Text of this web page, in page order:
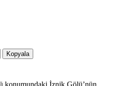
Kopyala